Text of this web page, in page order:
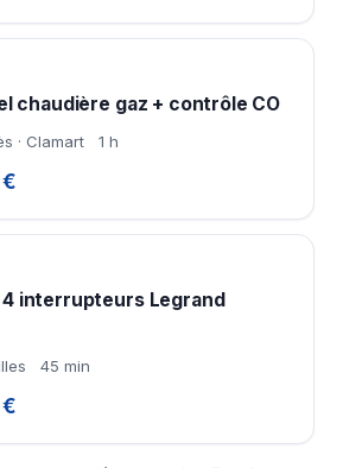
chaudière gaz + contrôle CO
· Clamart 1 h
4 interrupteurs Legrand
45 min